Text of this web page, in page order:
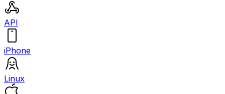
API
iPhone
Linux